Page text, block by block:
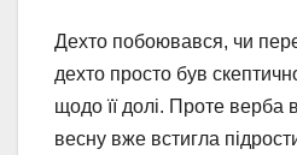
Дехто побоювався, чи
дехто просто був
щодо її долі. Проте верба
весну вже встигла